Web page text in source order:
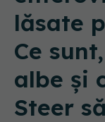
lăsate
Ce
albe și
Steer